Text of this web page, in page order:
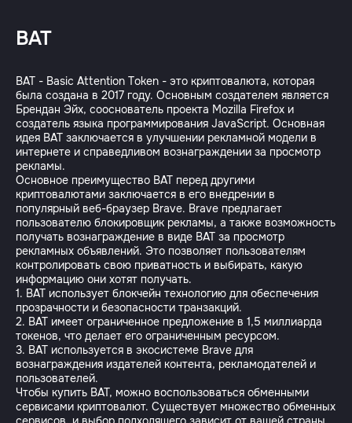
BAT
BAT - Basic Attention Token - это криптовалюта, которая
была создана в 2017 году. Основным создателем является
Брендан Эйх, сооснователь проекта Mozilla Firefox и
создатель языка программирования JavaScript. Основная
идея BAT заключается в улучшении рекламной модели в
интернете и справедливом вознаграждении за просмотр
рекламы.
Основное преимущество BAT перед другими
криптовалютами заключается в его внедрении в
популярный веб-браузер Brave. Brave предлагает
пользователю блокировщик рекламы, а также возможность
получать вознаграждение в виде BAT за просмотр
рекламных объявлений. Это позволяет пользователям
контролировать свою приватность и выбирать, какую
информацию они хотят получать.
1. BAT использует блокчейн технологию для обеспечения
прозрачности и безопасности транзакций.
2. BAT имеет ограниченное предложение в 1,5 миллиарда
токенов, что делает его ограниченным ресурсом.
3. BAT используется в экосистеме Brave для
вознаграждения издателей контента, рекламодателей и
пользователей.
Чтобы купить BAT, можно воспользоваться обменными
сервисами криптовалют. Существует множество обменных